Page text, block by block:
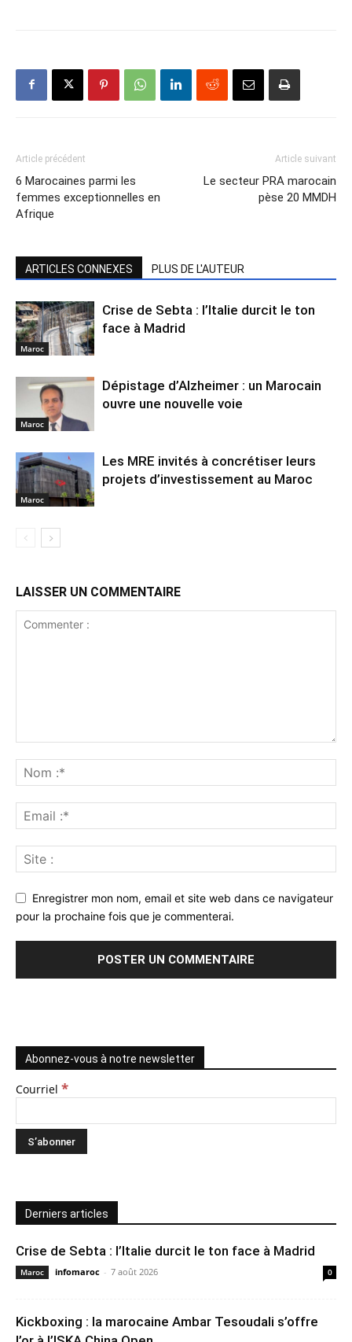
Article précédent
6 Marocaines parmi les
femmes exceptionnelles en
Afrique
Article suivant
Le secteur PRA marocain
pèse 20 MMDH
ARTICLES CONNEXES PLUS DE L'AUTEUR
Maroc
Crise de Sebta : l’Italie durcit le ton
face à Madrid
Maroc
Dépistage d’Alzheimer : un Marocain
ouvre une nouvelle voie
Maroc
Les MRE invités à concrétiser leurs
projets d’investissement au Maroc
LAISSER UN COMMENTAIRE
Enregistrer mon nom, email et site web dans ce navigateur
pour la prochaine fois que je commenterai.
Abonnez-vous à notre newsletter
Courriel *
Derniers articles
Crise de Sebta : l’Italie durcit le ton face à Madrid
Maroc infomaroc - 7 août 2026 0
Kickboxing : la marocaine Ambar Tesoudali s’offre